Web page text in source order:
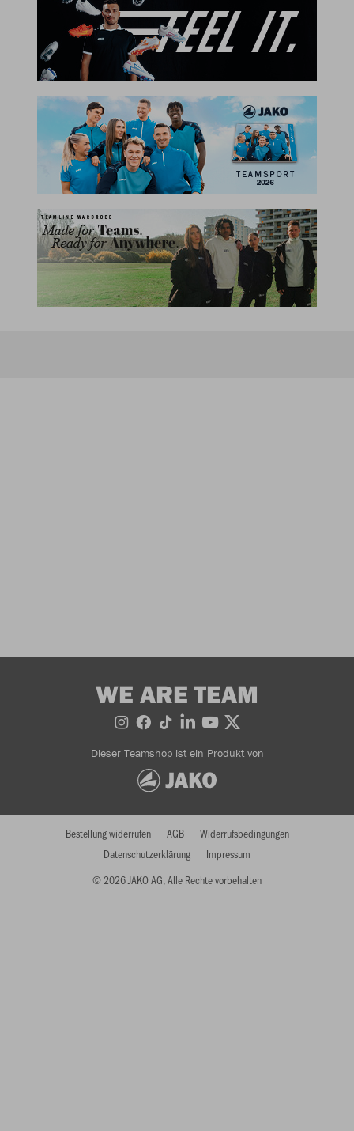
WE ARE TEAM
Dieser Teamshop ist ein Produkt von
© 2026 JAKO AG, Alle Rechte vorbehalten
Bestellung widerrufen AGB
Widerrufsbedingungen
Datenschutzerklärung
Impressum